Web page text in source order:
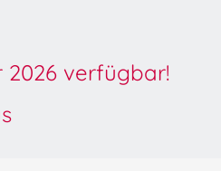
2026 verfügbar!